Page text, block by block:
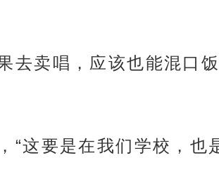
去卖唱，应该也能混口
“这要是在我们学校，也